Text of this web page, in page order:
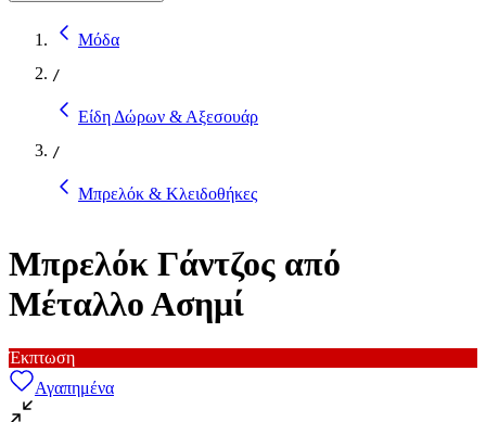
Μόδα
/
Είδη Δώρων & Αξεσουάρ
/
Μπρελόκ & Κλειδοθήκες
Μπρελόκ Γάντζος από
Μέταλλο Ασημί
Έκπτωση
Αγαπημένα